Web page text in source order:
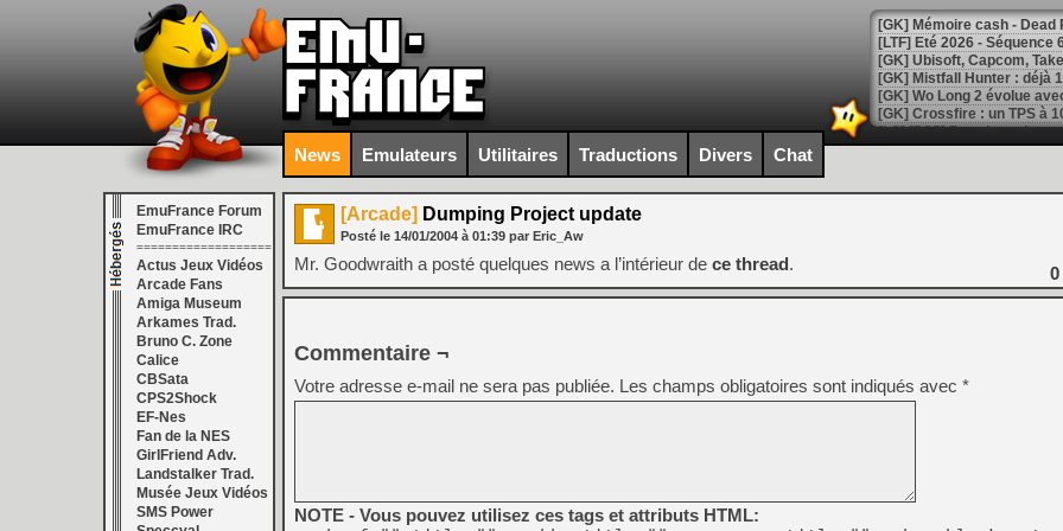
[LTF] Eté 2026 - Séquence
[GK] Mistfall Hunter : déjà
[GK] Wo Long 2 évolue
[GK] Crossfire : un TPS à
[LS] [PS5] Premiers
[Mo5] DOOM arrive en
[GK] Bethesda fête les 30
[GK] Roblox : l'action en
[GK] Agenda - GeForce
[GK] Devolver Digital en a
[LS] [PS5] ps5-y2jb-
[GK] Pourquoi Marvel
[GK] Test : Restory : Chill
[GK] GTA 6 : Rockstar
[GK] Hot Wheels Infinite
[GK] Mémoire cash -
News Emulateurs Utilitaires Traductions Divers Chat
EmuFrance Forum
EmuFrance IRC
===================
Actus Jeux Vidéos
Arcade Fans
Amiga Museum
Arkames Trad.
Bruno C. Zone
Calice
CBSata
CPS2Shock
EF-Nes
Fan de la NES
GirlFriend Adv.
Landstalker Trad.
Musée Jeux Vidéos
SMS Power
[Arcade] Dumping Project update
Posté le 14/01/2004 à 01:39 par Eric_Aw
Mr. Goodwraith a posté quelques news a l’intérieur de ce thread. 0
Commentaire ¬
Votre adresse e-mail ne sera pas publiée. Les champs obligatoires sont indiqués avec *
NOTE - Vous pouvez utilisez ces tags et attributs HTML: